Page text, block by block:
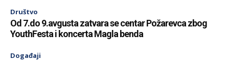
Društvo
Od 7.do 9.avgusta zatvara se centar Požarevca zbog
YouthFesta i koncerta Magla benda
Događaji